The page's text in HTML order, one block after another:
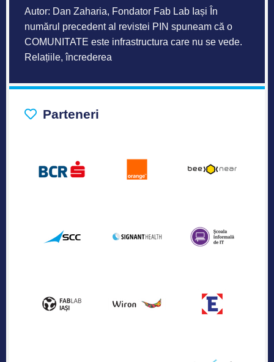
Autor: Dan Zaharia, Fondator Fab Lab Iași În
numărul precedent al revistei PIN spuneam că o
COMUNITATE este infrastructura care nu se vede.
Relațiile, încrederea
Parteneri